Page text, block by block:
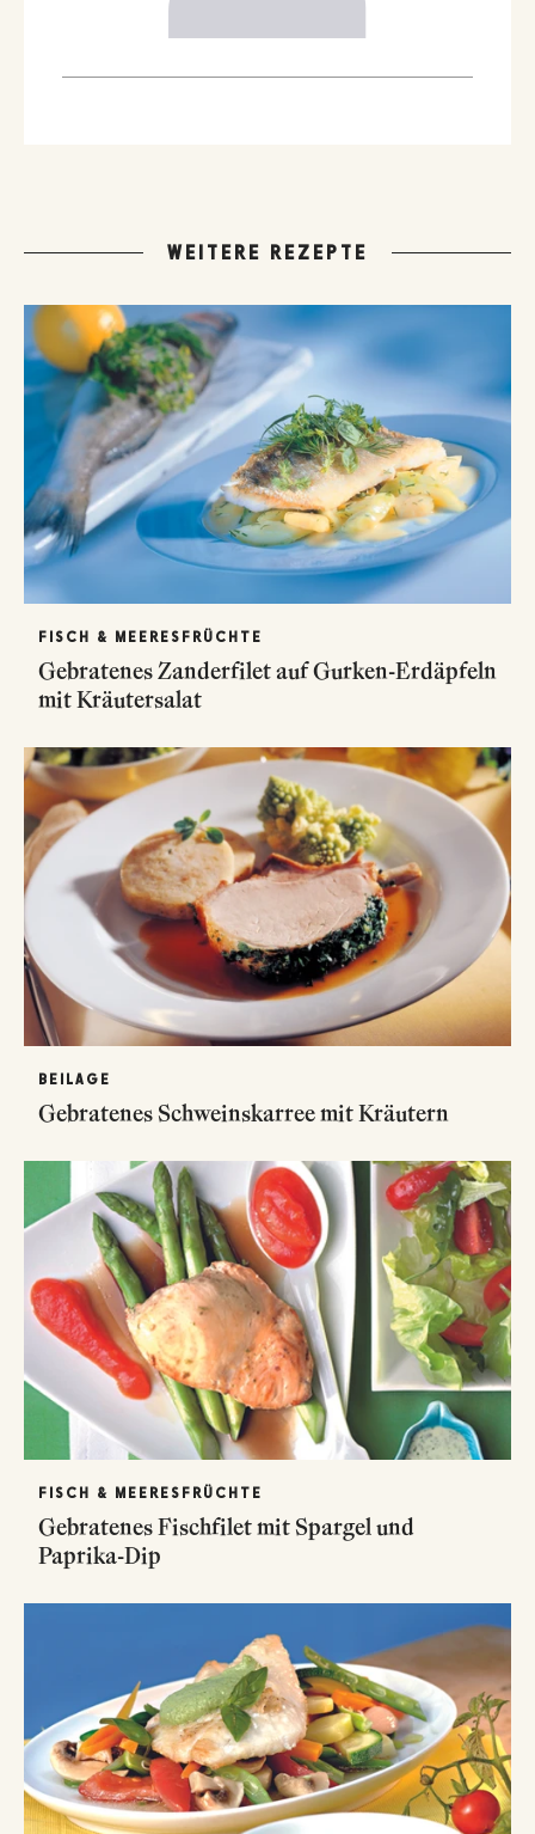
WEITERE REZEPTE
FISCH & MEERESFRÜCHTE
Gebratenes Zanderfilet auf Gurken-Erdäpfeln
mit Kräutersalat
BEILAGE
Gebratenes Schweinskarree mit Kräutern
FISCH & MEERESFRÜCHTE
Gebratenes Fischfilet mit Spargel und
Paprika-Dip